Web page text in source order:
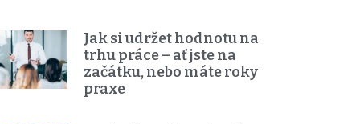
Jak si udržet hodnotu na
trhu práce – ať jste na
začátku, nebo máte roky
praxe